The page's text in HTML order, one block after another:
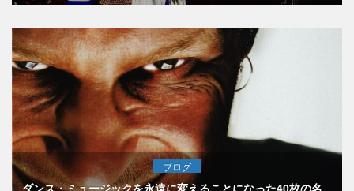
ブログ
ダンス・ミュージックを永遠に変えることになった40枚の名